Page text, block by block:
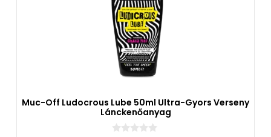
Muc-Off Ludocrous Lube 50ml Ultra-Gyors Verseny
Lánckenőanyag